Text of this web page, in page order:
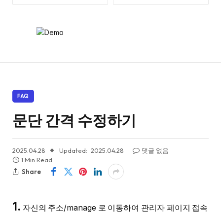
FAQ
문단 간격 수정하기
2025.04.28 Updated: 2025.04.28
댓글 없음
1 Min Read
Share
1. 자신의 주소/manage 로 이동하여 관리자 페이지 접속